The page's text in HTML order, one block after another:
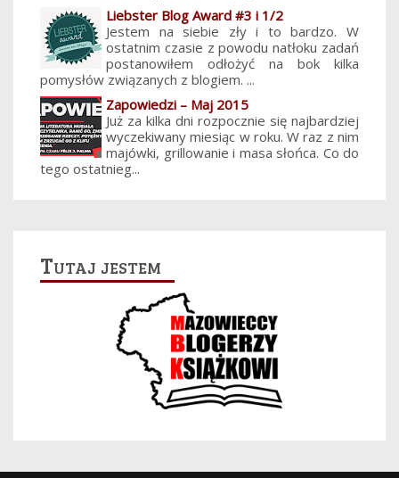
Liebster Blog Award #3 i 1/2
Jestem na siebie zły i to bardzo. W
ostatnim czasie z powodu natłoku zadań
postanowiłem odłożyć na bok kilka
pomysłów związanych z blogiem. ...
Zapowiedzi – Maj 2015
Już za kilka dni rozpocznie się najbardziej
wyczekiwany miesiąc w roku. W raz z nim
majówki, grillowanie i masa słońca. Co do
tego ostatnieg...
Tutaj jestem